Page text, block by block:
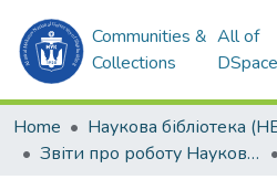
Communities &
Collections
All of
DSpace
Home
Наукова бібліотека
Звіти про роботу Наукової бібліотеки